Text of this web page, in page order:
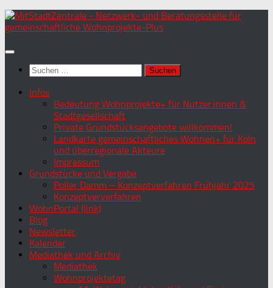
Zum
Inhalt
Suchen
nach:
Infos
Bedeutung Wohnprojekte+ für Nutzer:innen &
Stadtgesellschaft
Private Grundstücksangebote willkommen!
Landkarte gemeinschaftliches Wohnen+ für Köln
und überregionale Akteure
Impressum
Grundstücke und Vergabe
Poller Damm – Konzeptverfahren Frühjahr 2025
Konzeptververfahren
WohnPortal (link)
Blog
Newsletter
Kalender
Mediathek und Archiv
Mediathek
Wohnprojektetag